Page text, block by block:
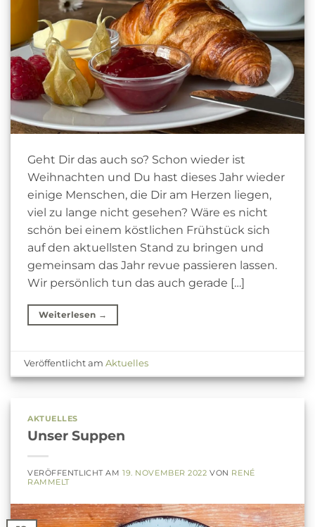
Geht Dir das auch so? Schon wieder ist
Weihnachten und Du hast dieses Jahr wieder
einige Menschen, die Dir am Herzen liegen,
viel zu lange nicht gesehen? Wäre es nicht
schön bei einem köstlichen Frühstück sich
auf den aktuellsten Stand zu bringen und
gemeinsam das Jahr revue passieren lassen.
Wir persönlich tun das auch gerade […]
Weiterlesen →
Veröffentlicht amAktuelles
AKTUELLES
Unser Suppen
VERÖFFENTLICHT AM19. NOVEMBER 2022 VON RENÉ
RAMMELT